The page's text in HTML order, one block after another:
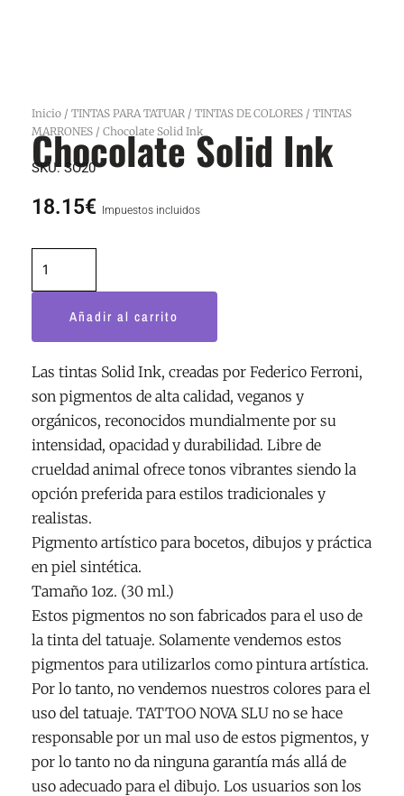
Inicio / TINTAS PARA TATUAR / TINTAS DE COLORES / TINTAS
MARRONES / Chocolate Solid Ink
Chocolate Solid Ink
SKU:SO20
18.15€ Impuestos incluidos
Solid
cantidadAñadir al carrito
Las tintas Solid Ink, creadas por Federico Ferroni,
son pigmentos de alta calidad, veganos y
orgánicos, reconocidos mundialmente por su
intensidad, opacidad y durabilidad. Libre de
crueldad animal ofrece tonos vibrantes siendo la
opción preferida para estilos tradicionales y
realistas.
Pigmento artístico para bocetos, dibujos y práctica
en piel sintética.
Tamaño 1oz. (30 ml.)
Estos pigmentos no son fabricados para el uso de
la tinta del tatuaje. Solamente vendemos estos
pigmentos para utilizarlos como pintura artística.
Por lo tanto, no vendemos nuestros colores para el
uso del tatuaje. TATTOO NOVA SLU no se hace
responsable por un mal uso de estos pigmentos, y
por lo tanto no da ninguna garantía más allá de
uso adecuado para el dibujo. Los usuarios son los